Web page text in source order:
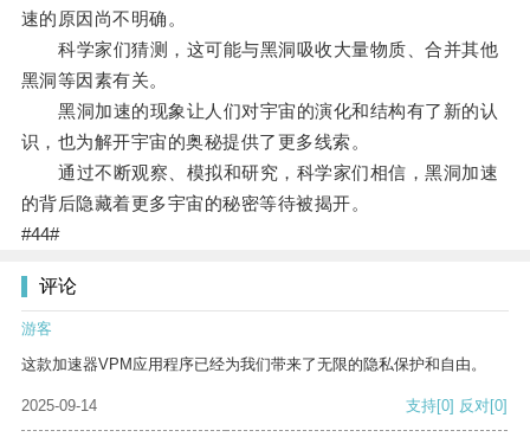
速的原因尚不明确。
科学家们猜测，这可能与黑洞吸收大量物质、合并其他
黑洞等因素有关。
黑洞加速的现象让人们对宇宙的演化和结构有了新的认
识，也为解开宇宙的奥秘提供了更多线索。
通过不断观察、模拟和研究，科学家们相信，黑洞加速
的背后隐藏着更多宇宙的秘密等待被揭开。
#44#
评论
游客
这款加速器VPM应用程序已经为我们带来了无限的隐私保护和自由。
2025-09-14 支持[0] 反对[0]